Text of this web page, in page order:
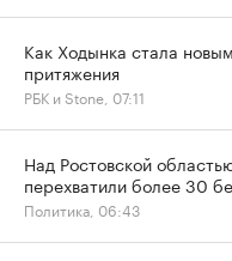
Как Ходынка стала
притяжения
РБК и Stone, 07:11
Над Ростовской
перехватили более 30
Политика, 06:43